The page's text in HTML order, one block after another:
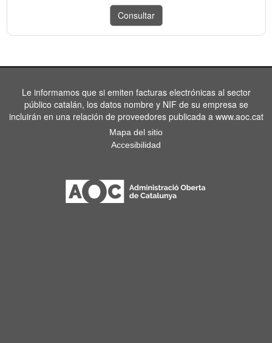
Le informamos que si emiten facturas electrónicas al sector
público catalán, los datos nombre y NIF de su empresa se
incluirán en una relación de proveedores publicada a www.aoc.cat
Mapa del sitio
Accesibilidad